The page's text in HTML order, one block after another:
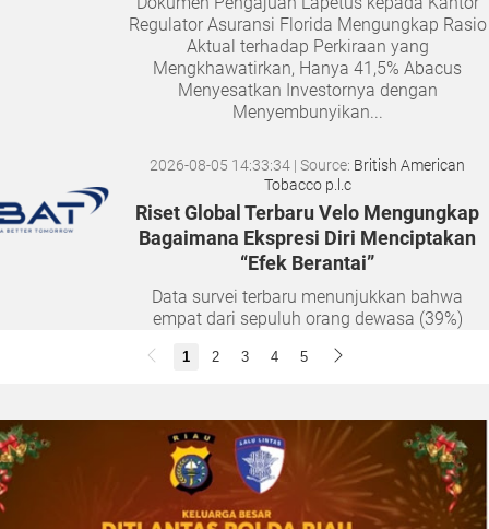
Regulator Asuransi Florida Mengungkap Rasio
Aktual terhadap Perkiraan yang
Mengkhawatirkan, Hanya 41,5% Abacus
Menyesatkan Investornya dengan
Menyembunyikan...
2026-08-05 14:33:34 | Source: British American
Tobacco p.l.c
Riset Global Terbaru Velo Mengungkap
Bagaimana Ekspresi Diri Menciptakan
“Efek Berantai”
Data survei terbaru menunjukkan bahwa
empat dari sepuluh orang dewasa (39%)
yang tulus seiring bertambahnya usia. Namun,
2026-08-04 20:17:41 Univar Solutions LLC
1 2 3 4 5